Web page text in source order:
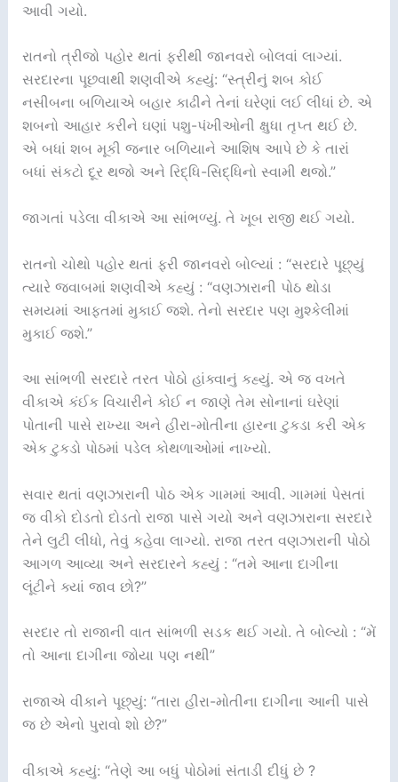
આવી ગયો.
રાતનો ત્રીજો પહોર થતાં ફરીથી જાનવરો બોલવાં લાગ્યાં.
સરદારના પૂછવાથી શણવીએ કહ્યું: “સ્ત્રીનું શબ કોઈ
નસીબના બળિયાએ બહાર કાઢીને તેનાં ઘરેણાં લઈ લીધાં છે. એ
શબનો આહાર કરીને ઘણાં પશુ-પંખીઓની ક્ષુધા તૃપ્ત થઈ છે.
એ બધાં શબ મૂકી જનાર બળિયાને આશિષ આપે છે કે તારાં
બધાં સંકટો દૂર થજો અને રિદ્ધિ-સિદ્ધિનો સ્વામી થજો.”
જાગતાં પડેલા વીકાએ આ સાંભળ્યું. તે ખૂબ રાજી થઈ ગયો.
રાતનો ચોથો પહોર થતાં ફરી જાનવરો બોલ્યાં : “સરદારે પૂછ્યું
ત્યારે જવાબમાં શણવીએ કહ્યું : “વણઝારાની પોઠ થોડા
સમયમાં આફતમાં મુકાઈ જશે. તેનો સરદાર પણ મુશ્કેલીમાં
મુકાઈ જશે.”
આ સાંભળી સરદારે તરત પોઠો હાંક્વાનું કહ્યું. એ જ વખતે
વીકાએ કંઈક વિચારીને કોઈ ન જાણે તેમ સોનાનાં ઘરેણાં
પોતાની પાસે રાખ્યા અને હીરા-મોતીના હારના ટુકડા કરી એક
એક ટુકડો પોઠમાં પડેલ કોથળાઓમાં નાખ્યો.
સવાર થતાં વણઝારાની પોઠ એક ગામમાં આવી. ગામમાં પેસતાં
જ વીકો દોડતો દોડતો રાજા પાસે ગયો અને વણઝારાના સરદારે
તેને લુટી લીધો, તેવું કહેવા લાગ્યો. રાજા તરત વણઝારાની પોઠો
આગળ આવ્યા અને સરદારને કહ્યું : “તમે આના દાગીના
લૂંટીને ક્યાં જાવ છો?”
સરદાર તો રાજાની વાત સાંભળી સડક થઈ ગયો. તે બોલ્યો : “મેં
તો આના દાગીના જોયા પણ નથી”
રાજાએ વીકાને પૂછ્યું: “તારા હીરા-મોતીના દાગીના આની પાસે
જ છે એનો પુરાવો શો છે?”
વીકાએ કહ્યું: “તેણે આ બધું પોઠોમાં સંતાડી દીધું છે ?